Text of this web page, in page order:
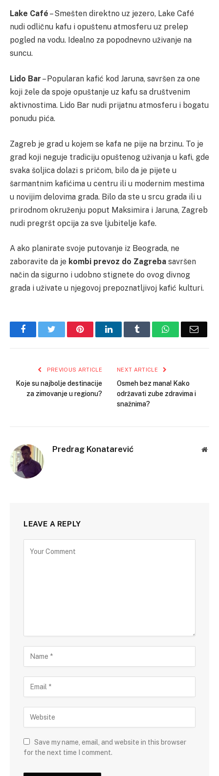
Lake Café – Smešten direktno uz jezero, Lake Café
nudi odličnu kafu i opuštenu atmosferu uz prelep
pogled na vodu. Idealno za popodnevno uživanje na
suncu.
Lido Bar – Popularan kafić kod Jaruna, savršen za one
koji žele da spoje opuštanje uz kafu sa društvenim
aktivnostima. Lido Bar nudi prijatnu atmosferu i bogatu
ponudu pića.
Zagreb je grad u kojem se kafa ne pije na brzinu. To je
grad koji neguje tradiciju opuštenog uživanja u kafi, gde
svaka šoljica dolazi s pričom, bilo da je pijete u
šarmantnim kafićima u centru ili u modernim mestima
u novijim delovima grada. Bilo da ste u srcu grada ili u
prirodnom okruženju poput Maksimira i Jaruna, Zagreb
nudi pregršt opcija za sve ljubitelje kafe.
A ako planirate svoje putovanje iz Beograda, ne
zaboravite da je kombi prevoz do Zagreba savršen
način da sigurno i udobno stignete do ovog divnog
grada i uživate u njegovoj prepoznatljivoj kafić kulturi.
FacebookTwitter PinterestLinkedInTumblr WhatsAppEmail
PREVIOUS ARTICLE
Koje su najbolje destinacije
za zimovanje u regionu?
NEXT ARTICLE
Osmeh bez mana! Kako
održavati zube zdravima i
snažnima?
Predrag Konatarević
LEAVE A REPLY
Save my name, email, and website in this browser
for the next time I comment.